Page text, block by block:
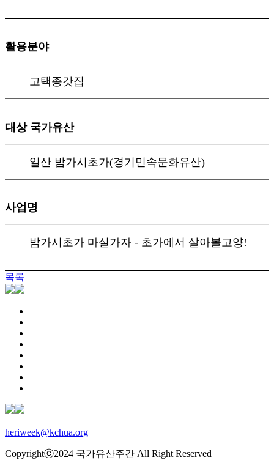
활용분야
고택종갓집
대상 국가유산
일산 밤가시초가(경기민속문화유산)
사업명
밤가시초가 마실가자 - 초가에서 살아볼고양!
목록
heriweek@kchua.org
Copyrightⓒ2024 국가유산주간 All Right Reserved